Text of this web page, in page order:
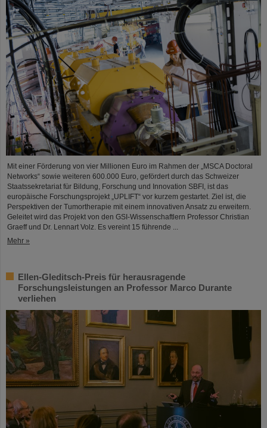
Mit einer Förderung von vier Millionen Euro im Rahmen der „MSCA Doctoral
Networks“ sowie weiteren 600.000 Euro, gefördert durch das Schweizer
Staatssekretariat für Bildung, Forschung und Innovation SBFI, ist das
europäische Forschungsprojekt „UPLIFT“ vor kurzem gestartet. Ziel ist, die
Perspektiven der Tumortherapie mit einem innovativen Ansatz zu erweitern.
Geleitet wird das Projekt von den GSI-Wissenschaftlern Professor Christian
Graeff und Dr. Lennart Volz. Es vereint 15 führende ...
Mehr »
Ellen-Gleditsch-Preis für herausragende
Forschungsleistungen an Professor Marco Durante
verliehen